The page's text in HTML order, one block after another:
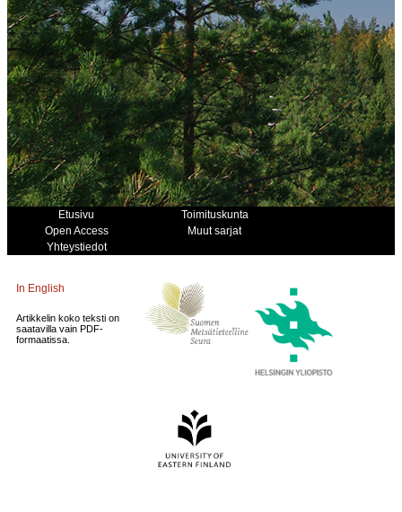
Etusivu
Toimituskunta
Open Access
Muut sarjat
Yhteystiedot
In English
Artikkelin koko teksti on
saatavilla vain PDF-
formaatissa.